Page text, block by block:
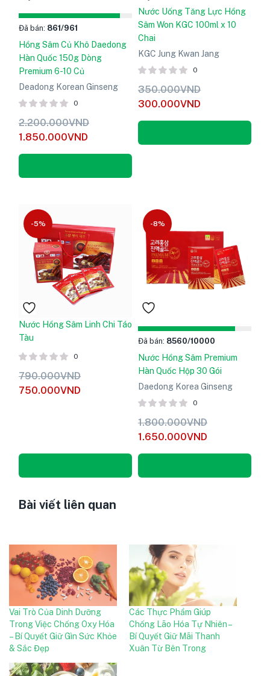
Đã bán: 861/961
Hồng Sâm Củ Khô Daedong
Hàn Quốc 150g Dòng
Premium 6-10 Củ
Deadong Korean Ginseng
0
2.200.000VND
1.850.000VND
Nước Uống Tăng Lực Hồng
Sâm Won KGC 100ml x 10
Chai
KGC Jung Kwan Jang
0
350.000VND
300.000VND
-5%
Nước Hồng Sâm Linh Chi Táo
Tàu
0
790.000VND
750.000VND
-8%
Đã bán: 8560/10000
Nước Hồng Sâm Premium
Hàn Quốc Hộp 30 Gói
Daedong Korea Ginseng
0
1.800.000VND
1.650.000VND
Bài viết liên quan
Vai Trò Của Dinh Dưỡng
Trong Việc Chống Oxy Hóa
– Bí Quyết Giữ Gìn Sức Khỏe
& Sắc Đẹp
Các Thực Phẩm Giúp
Chống Lão Hóa Tự Nhiên –
Bí Quyết Giữ Mãi Thanh
Xuân Từ Bên Trong